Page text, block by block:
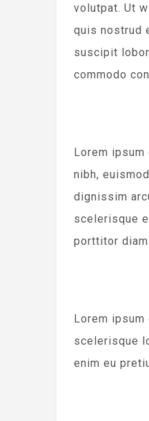
volutpat. Ut
quis nostrud
suscipit
commodo
Lorem
nibh,
dignissim
scelerisque
porttitor
Lorem
scelerisque
enim eu